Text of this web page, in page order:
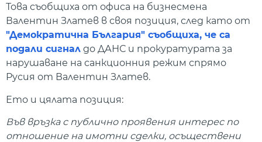
Това съобщиха от офиса на бизнесмена
Валентин Златев в своя позиция, след като от
"Демократична България" съобщиха, че са
подали сигнал до ДАНС и прокуратурата за
нарушаване на санкционния режим спрямо
Русия от Валентин Златев.
Ето и цялата позиция:
Във връзка с публично проявения интерес по
отношение на имотни сделки, осъществени